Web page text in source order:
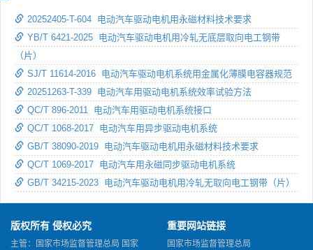
20252405-T-604 电动汽车驱动电机用永磁材料技术要求
YB/T 6421-2025 电动汽车驱动电机用冷轧无底层取向电工钢带
（片）
SJ/T 11614-2016 电动汽车驱动电机系统用金属化薄膜电容器规范
20251263-T-339 电动汽车用驱动电机系统效率试验方法
QC/T 896-2011 电动汽车用驱动电机系统接口
QC/T 1068-2017 电动汽车用异步驱动电机系统
GB/T 38090-2019 电动汽车驱动电机用永磁材料技术要求
QC/T 1069-2017 电动汽车用永磁同步驱动电机系统
GB/T 34215-2023 电动汽车驱动电机用冷轧无取向电工钢带（片）
版权所有 侵权必究
主管：国家市场监督管理总局 国家
重要网站链接
国家市场监督管理总局